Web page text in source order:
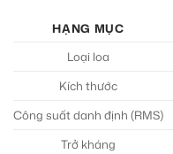
HẠNG MỤC
Loại loa
Kích thước
Công suất danh định (RMS)
Trở kháng